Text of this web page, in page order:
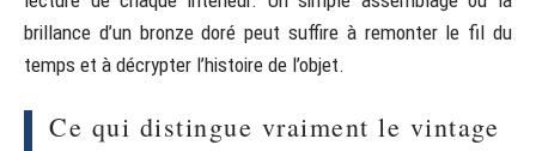
brillance d’un bronze doré peut suffire à remonter le fil du
temps et à décrypter l’histoire de l’objet.
Ce qui distingue vraiment le vintage